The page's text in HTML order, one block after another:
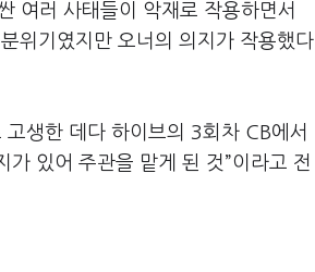
여러 사태들이 악재로 작용하면서
위기였지만 오너의 의지가 작용했다
생한 데다 하이브의 3회차 CB에서
있어 주관을 맡게 된 것”이라고 전